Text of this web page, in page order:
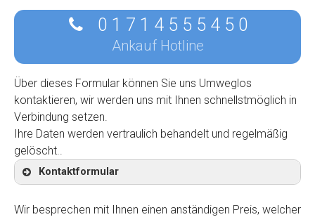
0 1 7 1 4 5 5 5 4 5 0
Ankauf Hotline
Über dieses Formular können Sie uns Umweglos
kontaktieren, wir werden uns mit Ihnen schnellstmöglich in
Verbindung setzen.
Ihre Daten werden vertraulich behandelt und regelmäßig
gelöscht..
Kontaktformular
Wir besprechen mit Ihnen einen anständigen Preis, welcher